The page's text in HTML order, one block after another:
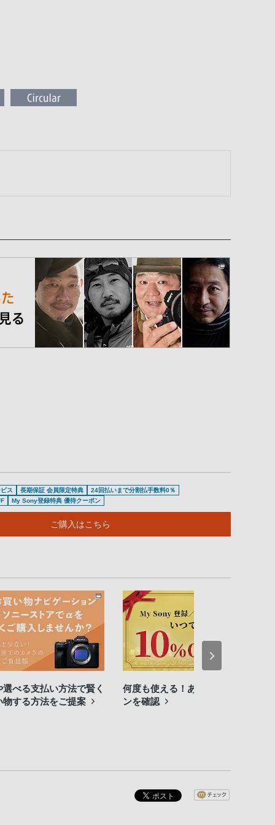
ス 長期保証 会員限定特典
24回払いまで分割払手数料0％
My Sony登録特典 優待クーポン
ご購入はこちら
選べる支払い方法で賢く
物する方法をご提案
何度も使える！あなたのクーポ
ンを確認